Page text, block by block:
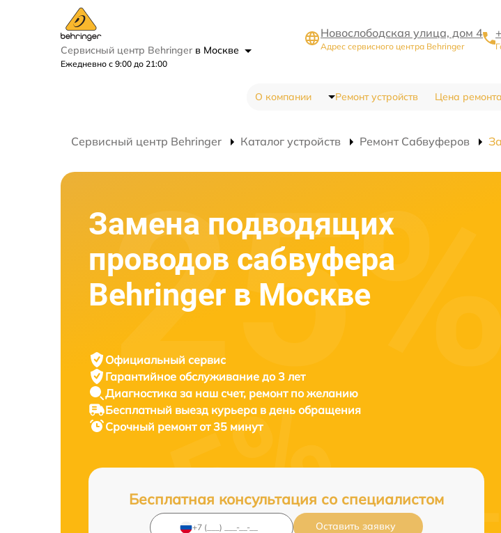
Сервисный центр Behringer в Москве
Ежедневно с 9:00 до 21:00
Новослободская улица, дом 4
Адрес сервисного центра Behringer
О компании Ремонт устройств Цена ремонта
Сервисный центр Behringer Каталог устройств Ремонт Сабвуферов
Замена подводящих
проводов сабвуфера
Behringer в Москве
Официальный сервис
Гарантийное обслуживание до 3 лет
Диагностика за наш счет, ремонт по желанию
Бесплатный выезд курьера в день обращения
Срочный ремонтот 35 минут
Бесплатная консультация со специалистом
Оставить заявку